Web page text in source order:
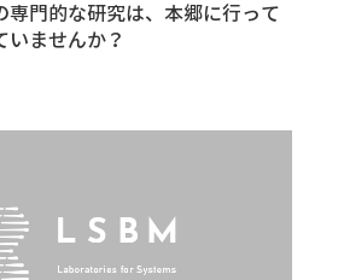
門的な研究は、本郷に行って
いませんか？